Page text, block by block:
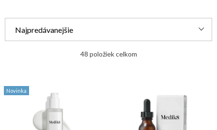
a
n
Najpredávanejšie
Abecedne
48 položiek celkom
V
ý
Novinka